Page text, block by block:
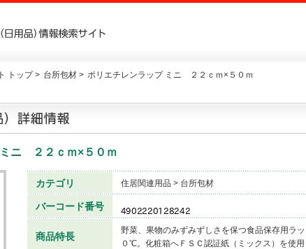
トップ > 台所包材 > ポリエチレンラップ ミニ ２２ｃｍ×５０ｍ
ニ ２２ｃｍ×５０ｍ
カテゴリ 住居関連用品 > 台所包材
バーコード番号
商品特長
野菜、果物のみずみずしさを保つ食品保存用ラ
０℃。化粧箱へＦＳＣ認証紙（ミックス）を使用